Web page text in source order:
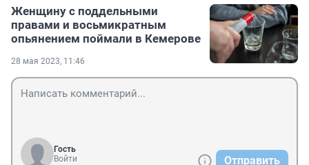
Женщину с поддельными
правами и восьмикратным
опьянением поймали в Кемерове
28 мая 2023, 11:46
Гость
Войти
Отправить